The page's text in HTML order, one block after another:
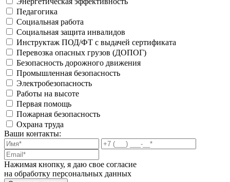
Педагогика
Социальная работа
Социальная защита инвалидов
Инструктаж ПОД/ФТ с выдачей сертификата
Перевозка опасных грузов (ДОПОГ)
Безопасность дорожного движения
Промышленная безопасность
Электробезопасность
Работы на высоте
Первая помощь
Пожарная безопасность
Охрана труда
Ваши контакты:
Нажимая кнопку, я даю свое согласие
на обработку персональных данных